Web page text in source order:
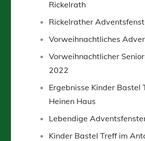
Rickelrath
Rickelrather
Vorweihnachtliches
Vorweihnachtlicher
2022
Ergebnisse Kinder Bastel
Heinen Haus
Lebendige
Kinder Bastel Treff im